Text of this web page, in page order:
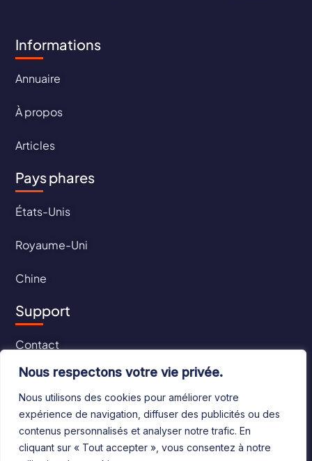
Nous respectons votre vie privée.
Nous utilisons des cookies pour améliorer votre
expérience de navigation, diffuser des publicités ou des
contenus personnalisés et analyser notre trafic. En
cliquant sur « Tout accepter », vous consentez à notre
Informations
Annuaire
À propos
Articles
Pays phares
États-Unis
Royaume-Uni
Chine
Support
Contact
CGU
CGV